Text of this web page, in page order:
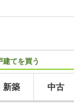
建てを買う
新築 中古